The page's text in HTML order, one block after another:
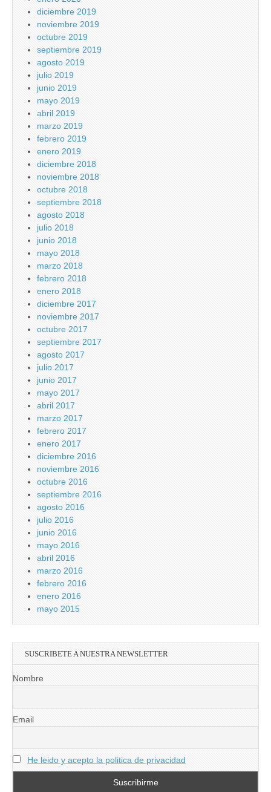
diciembre 2019
noviembre 2019
octubre 2019
septiembre 2019
agosto 2019
julio 2019
junio 2019
mayo 2019
abril 2019
marzo 2019
febrero 2019
enero 2019
diciembre 2018
noviembre 2018
octubre 2018
septiembre 2018
agosto 2018
julio 2018
junio 2018
mayo 2018
marzo 2018
febrero 2018
enero 2018
diciembre 2017
noviembre 2017
octubre 2017
septiembre 2017
agosto 2017
julio 2017
junio 2017
mayo 2017
abril 2017
marzo 2017
febrero 2017
enero 2017
diciembre 2016
noviembre 2016
octubre 2016
septiembre 2016
agosto 2016
julio 2016
junio 2016
mayo 2016
abril 2016
marzo 2016
febrero 2016
enero 2016
mayo 2015
SUSCRIBETE A NUESTRA NEWSLETTER
Nombre
Email
He leido y acepto la politica de privacidad